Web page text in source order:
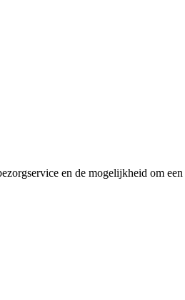
en de mogelijkheid om